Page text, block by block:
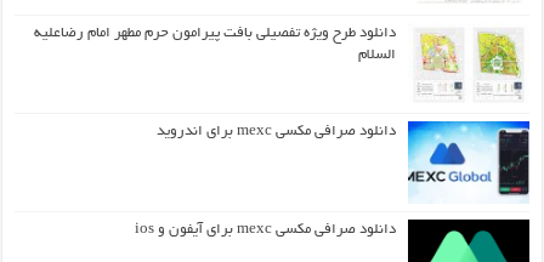
دانلود طرح ويژه تفصيلي بافت پيرامون حرم مطهر امام رضاعليه
السلام
دانلود صرافی مکسی mexc برای اندروید
دانلود صرافی مکسی mexc برای آیفون و ios